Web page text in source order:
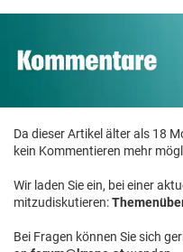
Da dieser Artikel älter als 18
kein Kommentieren mehr
Wir laden Sie ein, bei einer
mitzudiskutieren:
Bei Fragen können Sie sich